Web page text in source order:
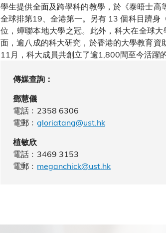
學生提供全面及跨學科的教學，於《泰晤士
全球排第19、全港第一。另有 13 個科目躋身
位，蟬聯本地大學之冠。此外，科大在全球
面，逾八成的科大研究，於香港的大學教育
11月，科大成員共創立了逾1,800間至今活躍
傳媒查詢：
鄧慧儀
電話﹕2358 6306
電郵﹕ gloriatang@ust.hk
植敏欣
電話﹕3469 3153
電郵﹕ meganchick@ust.hk